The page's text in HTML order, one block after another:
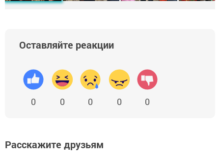
Оставляйте реакции
0 0 0 0 0
Расскажите друзьям